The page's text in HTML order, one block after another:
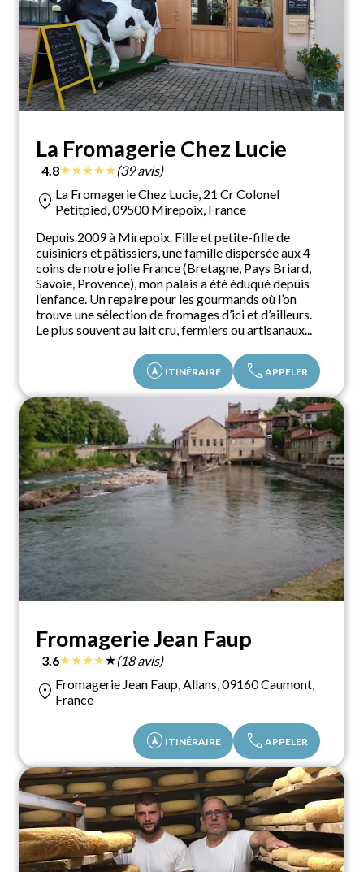
La Fromagerie Chez Lucie
4.8★★★★★(39 avis)
location_on La Fromagerie Chez Lucie, 21 Cr Colonel
Petitpied, 09500 Mirepoix, France
Depuis 2009 à Mirepoix. Fille et petite-fille de
cuisiniers et pâtissiers, une famille dispersée aux 4
coins de notre jolie France (Bretagne, Pays Briard,
Savoie, Provence), mon palais a été éduqué depuis
l’enfance. Un repaire pour les gourmands où l’on
trouve une sélection de fromages d’ici et d’ailleurs.
Le plus souvent au lait cru, fermiers ou artisanaux...
assistant_navigation ITINÉRAIRE call APPELER
Fromagerie Jean Faup
3.6★★★★★(18 avis)
location_on Fromagerie Jean Faup, Allans, 09160 Caumont,
France
assistant_navigation ITINÉRAIRE call APPELER